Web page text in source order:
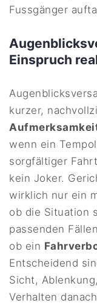
Fussgänger
Einspruch
kurzer,
wenn ein
sorgfältiger
kein Joker.
wirklich nur ein
ob die Situation
passenden
ob ein
Entscheidend
Sicht,
Verhalten